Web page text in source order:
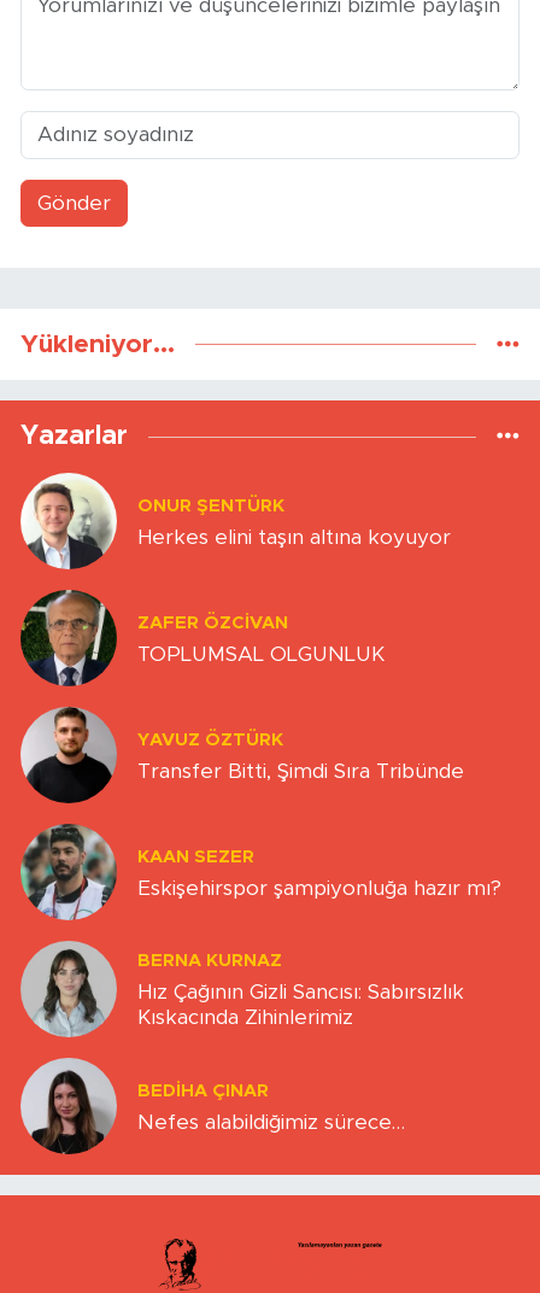
Gönder
Yükleniyor...
Yazarlar
ONUR ŞENTÜRK
Herkes elini taşın altına koyuyor
ZAFER ÖZCIVAN
TOPLUMSAL OLGUNLUK
YAVUZ ÖZTÜRK
Transfer Bitti, Şimdi Sıra Tribünde
KAAN SEZER
Eskişehirspor şampiyonluğa hazır mı?
BERNA KURNAZ
Hız Çağının Gizli Sancısı: Sabırsızlık
Kıskacında Zihinlerimiz
BEDIHA ÇINAR
Nefes alabildiğimiz sürece…